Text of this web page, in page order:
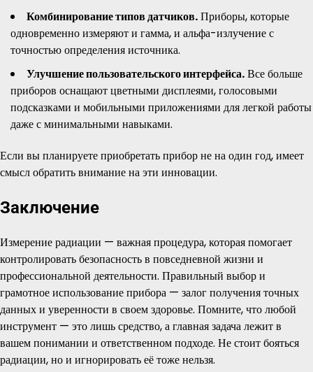
Комбинирование типов датчиков.Приборы, которые
одновременно измеряют и гамма, и альфа-излучение с
точностью определения источника.
Улучшение пользовательского интерфейса.Все больше
приборов оснащают цветными дисплеями, голосовыми
подсказками и мобильными приложениями для легкой работы
даже с минимальными навыками.
Если вы планируете приобретать прибор не на один год, имеет
смысл обратить внимание на эти инновации.
Заключение
Измерение радиации — важная процедура, которая помогает
контролировать безопасность в повседневной жизни и
профессиональной деятельности. Правильный выбор и
грамотное использование прибора — залог получения точных
данных и уверенности в своем здоровье. Помните, что любой
инструмент — это лишь средство, а главная задача лежит в
вашем понимании и ответственном подходе. Не стоит бояться
радиации, но и игнорировать её тоже нельзя.